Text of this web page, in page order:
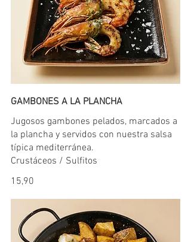
GAMBONES A LA PLANCHA
Jugosos gambones pelados, marcados a
la plancha y servidos con nuestra salsa
típica mediterránea.
Crustáceos / Sulfitos
15,90